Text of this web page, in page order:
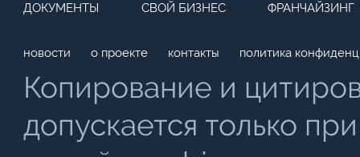
ДОКУМЕНТЫ СВОЙ БИЗНЕС ФРАНЧАЙЗИНГ
новости о проекте контакты политика
Копирование и
допускается только